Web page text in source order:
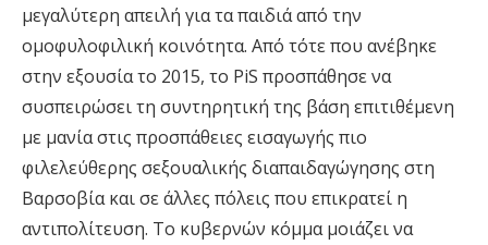
μεγαλύτερη απειλή για τα παιδιά από την
ομοφυλοφιλική κοινότητα. Από τότε που ανέβηκε
στην εξουσία το 2015, το PiS προσπάθησε να
συσπειρώσει τη συντηρητική της βάση επιτιθέμενη
με μανία στις προσπάθειες εισαγωγής πιο
φιλελεύθερης σεξουαλικής διαπαιδαγώγησης στη
Βαρσοβία και σε άλλες πόλεις που επικρατεί η
αντιπολίτευση. Το κυβερνών κόμμα μοιάζει να